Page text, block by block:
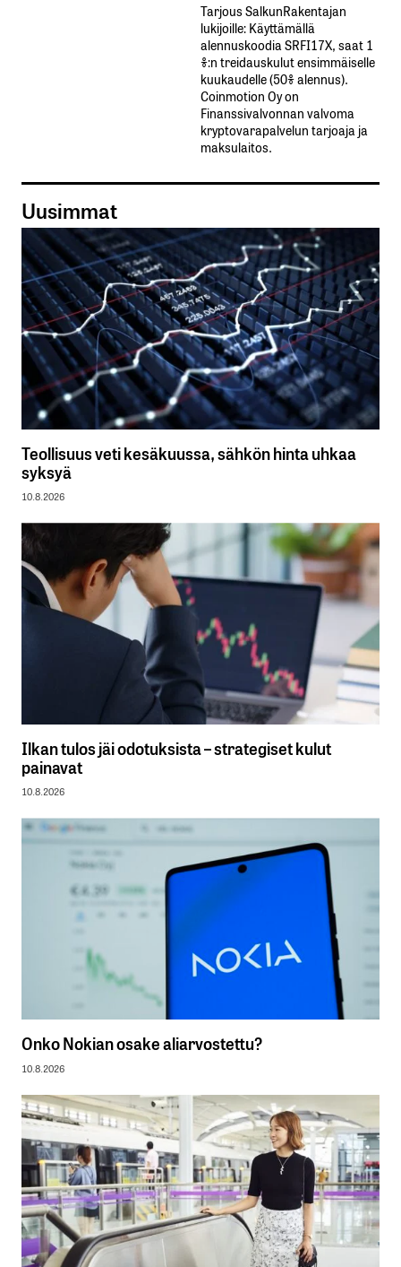
Tarjous SalkunRakentajan
lukijoille: Käyttämällä​ ​
alennuskoodia​ ​SRFI17X,​ ​saat​ ​1
%:n treidauskulut​ ​ensimmäiselle​ ​
kuukaudelle​ ​(50%​ ​alennus).
Coinmotion Oy on
Finanssivalvonnan valvoma
kryptovarapalvelun tarjoaja ja
maksulaitos.
Uusimmat
Teollisuus veti kesäkuussa, sähkön hinta uhkaa
syksyä
10.8.2026
Ilkan tulos jäi odotuksista – strategiset kulut
painavat
10.8.2026
Onko Nokian osake aliarvostettu?
10.8.2026